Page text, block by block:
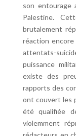
son entourage
Palestine.
brutalement
réaction
attentats-
puissance
existe des
rapports des
ont couvert les
été qualifiée
violemment